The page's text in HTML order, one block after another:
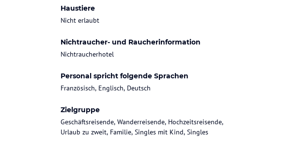
Haustiere
Nicht erlaubt
Nichtraucher- und Raucherinformation
Nichtraucherhotel
Personal spricht folgende Sprachen
Französisch, Englisch, Deutsch
Zielgruppe
Geschäftsreisende, Wanderreisende, Hochzeitsreisende,
Urlaub zu zweit, Familie, Singles mit Kind, Singles